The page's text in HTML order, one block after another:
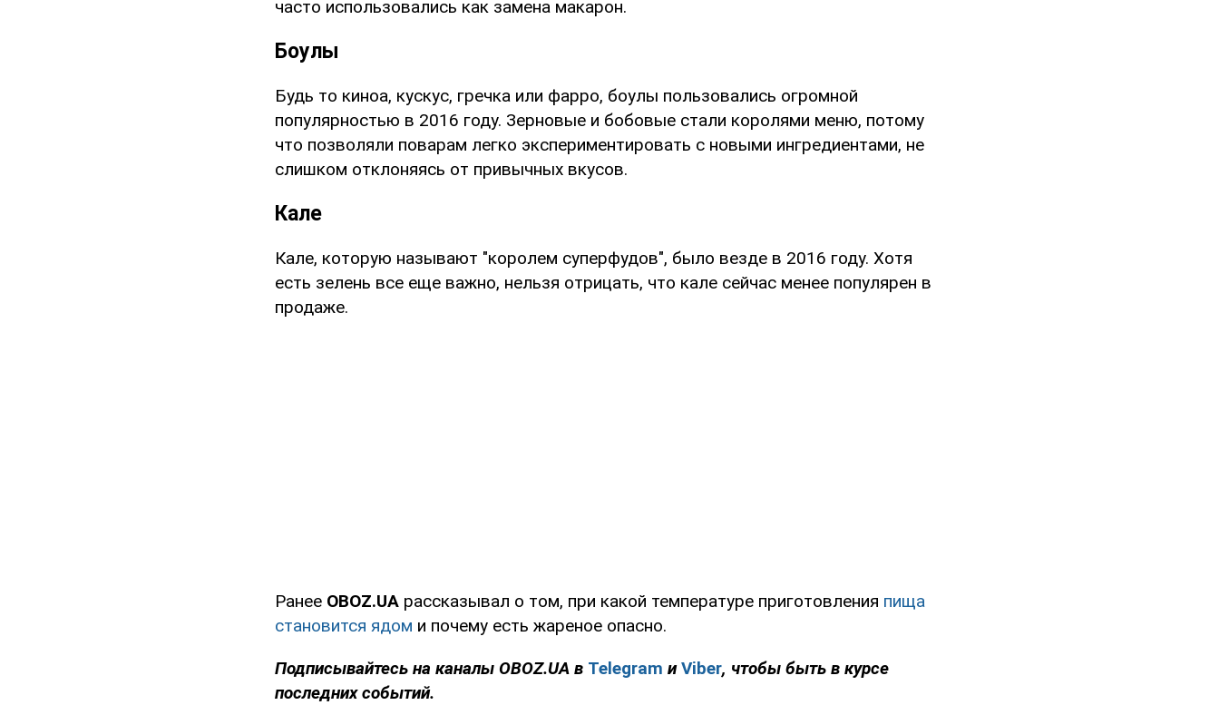
часто использовались как замена макарон.
Боулы
Будь то киноа, кускус, гречка или фарро, боулы пользовались огромной
популярностью в 2016 году. Зерновые и бобовые стали королями меню, потому
что позволяли поварам легко экспериментировать с новыми ингредиентами, не
слишком отклоняясь от привычных вкусов.
Кале
Кале, которую называют "королем суперфудов", было везде в 2016 году. Хотя
есть зелень все еще важно, нельзя отрицать, что кале сейчас менее популярен в
продаже.
Ранее OBOZ.UA рассказывал о том, при какой температуре приготовления пища
становится ядом и почему есть жареное опасно.
Подписывайтесь на каналы OBOZ.UA в Telegram иViber, чтобы быть в курсе
последних событий.